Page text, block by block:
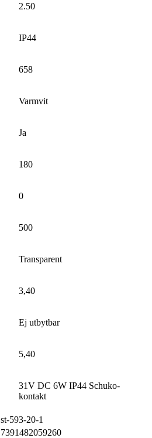
2.50
IP44
658
Varmvit
Ja
180
0
500
Transparent
3,40
Ej utbytbar
5,40
31V DC 6W IP44 Schuko-
kontakt
st-593-20-1
7391482059260